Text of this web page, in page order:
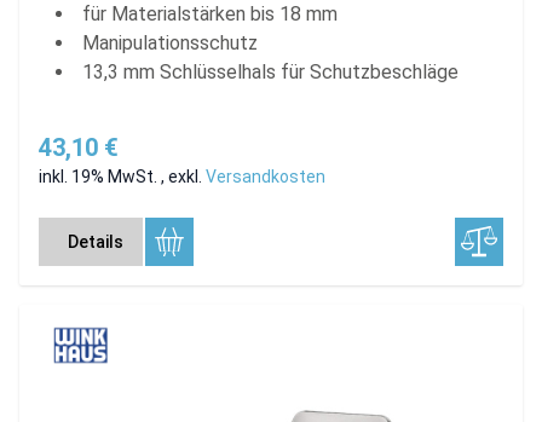
für Materialstärken bis 18 mm
Manipulationsschutz
13,3 mm Schlüsselhals für Schutzbeschläge
43,10 €
inkl. 19% MwSt. , exkl. Versandkosten
Details